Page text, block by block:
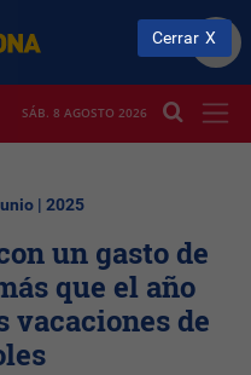
SÁB. 8 AGOSTO 2026
| 2025
un gasto de
que el año
vacaciones de
Cerrar